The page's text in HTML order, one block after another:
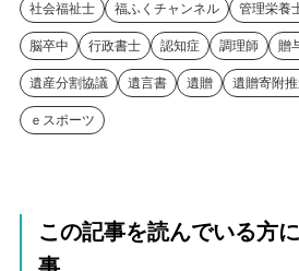
社会福祉士 福ふくチャンネル 管理栄養
脳卒中 行政書士 認知症 調理師 贈
遺産分割協議 遺言書 遺贈 遺贈寄附
ｅスポーツ
この記事を読んでいる方
事